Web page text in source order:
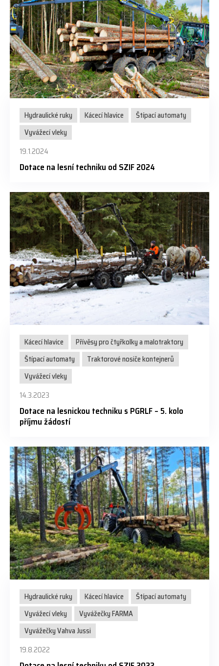
Hydraulické ruky Kácecí hlavice
Štípací automaty
Vyvážecí vleky
19.1.2024
Dotace na lesní techniku od SZIF 2024
Kácecí hlavice
Přívěsy pro čtyřkolky a malotraktory
Štípací automaty
Traktorové nosiče kontejnerů
Vyvážecí vleky
14.3.2023
Dotace na lesnickou techniku s PGRLF – 5. kolo
příjmu žádostí
Hydraulické ruky Kácecí hlavice
Štípací automaty
Vyvážecí vleky
Vyvážečky FARMA
Vyvážečky Vahva Jussi
19.8.2022